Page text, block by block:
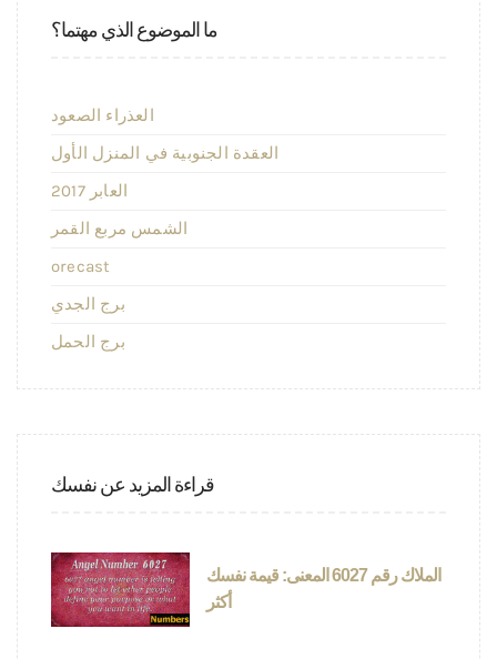
ما الموضوع الذي مهتما؟
العذراء الصعود
العقدة الجنوبية في المنزل الأول
2017 العابر
الشمس مربع القمر
orecast
برج الجدي
برج الحمل
قراءة المزيد عن نفسك
الملاك رقم 6027 المعنى: قيمة نفسك
أكثر